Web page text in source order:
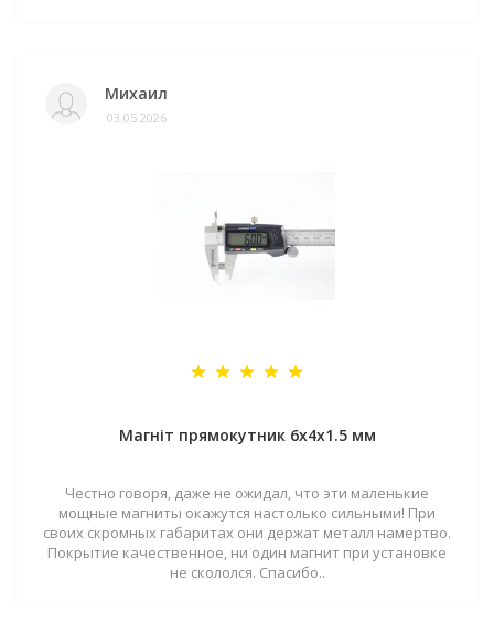
Михаил
03.05.2026
Магніт прямокутник 6х4х1.5 мм
Честно говоря, даже не ожидал, что эти маленькие
мощные магниты окажутся настолько сильными! При
своих скромных габаритах они держат металл намертво.
Покрытие качественное, ни один магнит при установке
не скололся. Спасибо..